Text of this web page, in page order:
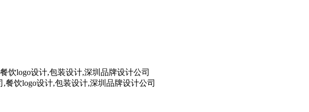
饮logo设计,包装设计,深圳品牌设计公司
餐饮logo设计,包装设计,深圳品牌设计公司